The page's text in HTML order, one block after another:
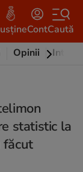
ContCaută
Opinii
statistic la
făcut